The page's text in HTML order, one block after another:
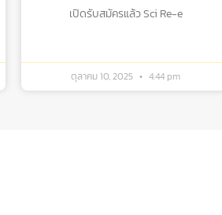
เปิดรับสมัครแล้ว Sci Re-e
ตุลาคม 10, 2025 4:44 pm